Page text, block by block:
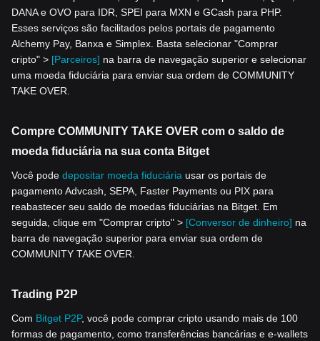
DANA e OVO para IDR, SPEI para MXN e GCash para PHP.
Esses serviços são facilitados pelos portais de pagamento
Alchemy Pay, Banxa e Simplex. Basta selecionar "Comprar
cripto" > [Parceiros] na barra de navegação superior e selecionar
uma moeda fiduciária para enviar sua ordem de COMMUNITY
TAKE OVER.
Compre COMMUNITY TAKE OVER com o saldo de
moeda fiduciária na sua conta Bitget
Você pode depositar moeda fiduciária usar os portais de
pagamento Advcash, SEPA, Faster Payments ou PIX para
reabastecer seu saldo de moedas fiduciárias na Bitget. Em
seguida, clique em "Comprar cripto" > [Conversor de dinheiro] na
barra de navegação superior para enviar sua ordem de
COMMUNITY TAKE OVER.
Trading P2P
Com Bitget P2P, você pode comprar cripto usando mais de 100
formas de pagamento, como transferências bancárias e e-wallets